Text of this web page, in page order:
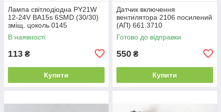
Лампа світлодіодна PY21W
12-24V BA15s 6SMD (30/30)
зміщ. цоколь 0145
В наявності
113 ₴
Купити
Датчик включення
вентилятора 2106 посилений
(АП) 661.3710
Готово до відправки
550 ₴
Купити